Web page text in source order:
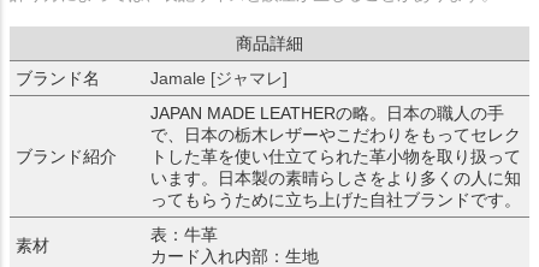
商品詳細
ブランド名
Jamale [ジャマレ]
ブランド紹介
JAPAN MADE LEATHERの略。日本の職人の手
で、日本の栃木レザーやこだわりをもってセレク
トした革を使い仕立てられた革小物を取り扱って
います。日本製の素晴らしさをより多くの人に知
ってもらうために立ち上げた自社ブランドです。
素材
表：牛革
カード入れ内部：生地